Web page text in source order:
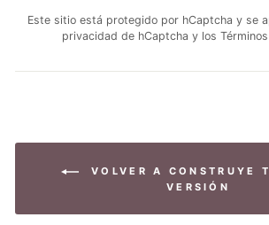
Este sitio está protegido por hCaptcha y se
privacidad de hCaptcha y los
VOLVER A CONSTRUYE
VERSIÓN